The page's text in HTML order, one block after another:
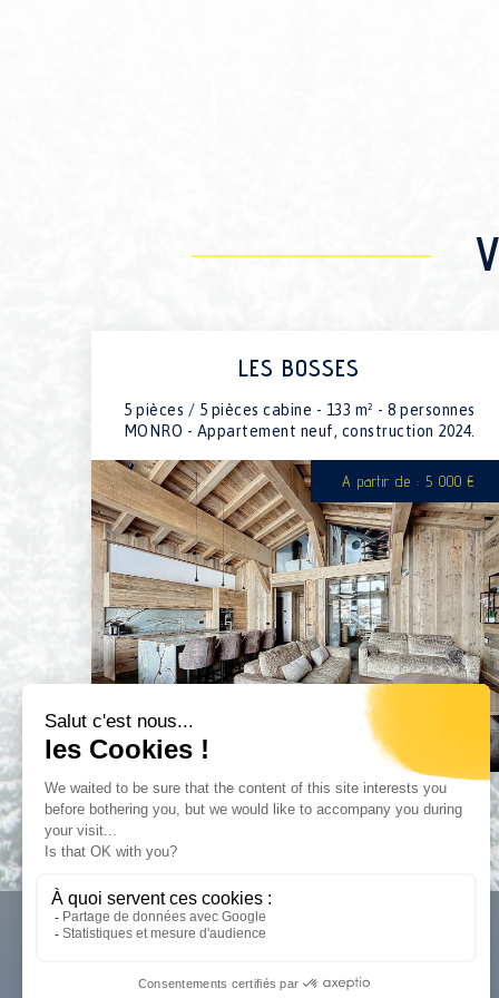
LES BOSSES
5 pièces / 5 pièces cabine - 133 m² - 8 personnes
MONRO - Appartement neuf, construction 2024.
A partir de : 5 000 €
CGV